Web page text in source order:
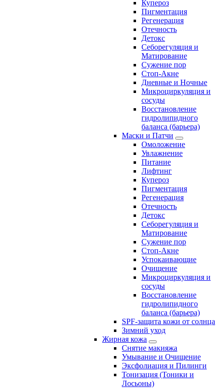
Купероз
Пигментация
Регенерация
Отечность
Детокс
Себорегуляция и
Матирование
Сужение пор
Стоп-Акне
Дневные и Ночные
Микроциркуляция и
сосуды
Восстановление
гидролипидного
баланса (барьера)
Маски и Патчи
Омоложение
Увлажнение
Питание
Лифтинг
Купероз
Пигментация
Регенерация
Отечность
Детокс
Себорегуляция и
Матирование
Сужение пор
Стоп-Акне
Успокаивающие
Очищение
Микроциркуляция и
сосуды
Восстановление
гидролипидного
баланса (барьера)
SPF-защита кожи от солнца
Зимний уход
Жирная кожа
Снятие макияжа
Умывание и Очищение
Эксфолиация и Пилинги
Тонизация (Тоники и
Лосьоны)